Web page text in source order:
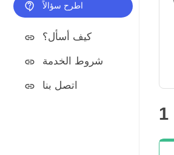
اطرح سؤالاً
كيف أسأل؟
شروط الخدمة
اتصل بنا
1